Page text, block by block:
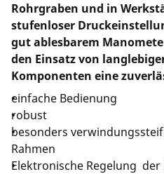
Rohrgraben und in
stufenloser
gut ablesbarem
den Einsatz von
Komponenten eine
einfache Bedienung
robust
besonders
Rahmen
Elektronische Regelung